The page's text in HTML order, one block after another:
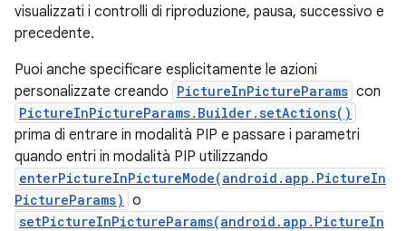
visualizzati i controlli di riproduzione, pausa, successivo e
precedente.
Puoi anche specificare esplicitamente le azioni
personalizzate creando PictureInPictureParams con
PictureInPictureParams.Builder.setActions()
prima di entrare in modalità PIP e passare i parametri
quando entri in modalità PIP utilizzando
enterPictureInPictureMode(android.app.PictureIn
PictureParams) o
setPictureInPictureParams(android.app.PictureIn